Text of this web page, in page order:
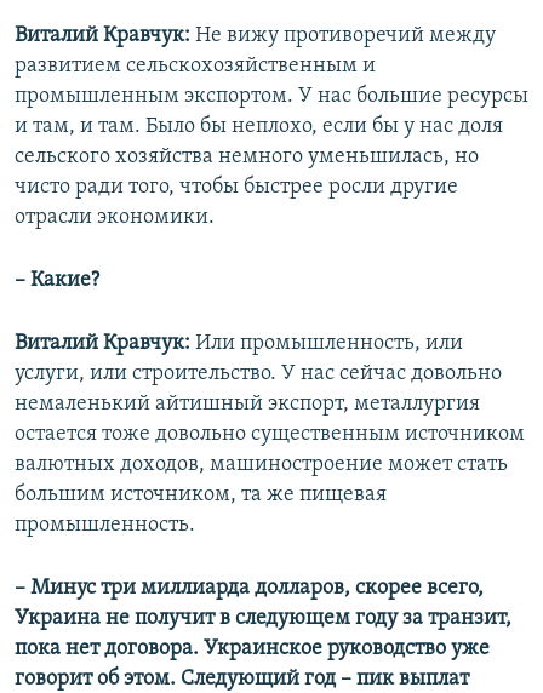
Виталий Кравчук: Не вижу противоречий между
развитием сельскохозяйственным и
промышленным экспортом. У нас большие ресурсы
и там, и там. Было бы неплохо, если бы у нас доля
сельского хозяйства немного уменьшилась, но
чисто ради того, чтобы быстрее росли другие
отрасли экономики.
– Какие?
Виталий Кравчук: Или промышленность, или
услуги, или строительство. У нас сейчас довольно
немаленький айтишный экспорт, металлургия
остается тоже довольно существенным источником
валютных доходов, машиностроение может стать
большим источником, та же пищевая
промышленность.
– Минус три миллиарда долларов, скорее всего,
Украина не получит в следующем году за транзит,
пока нет договора. Украинское руководство уже
говорит об этом. Следующий год – пик выплат